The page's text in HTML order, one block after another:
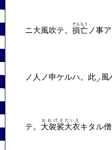
ニ大風吹テ。 損亡
そんもう
ノ事
ノ人ノ申ケルハ。此 ノ 風
テ。 大袈裟
おおげさ
大衣
だいえ
キタル